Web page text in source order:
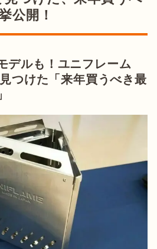
公開！
デルも！ユニフレーム
つけた「来年買うべき最